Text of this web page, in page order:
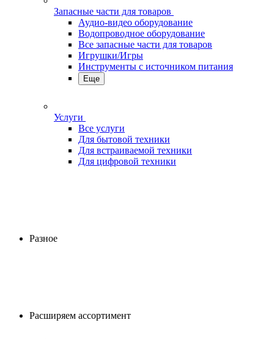
Запасные части для товаров
Аудио-видео оборудование
Водопроводное оборудование
Все запасные части для товаров
Игрушки/Игры
Инструменты с источником питания
Еще
Услуги
Все услуги
Для бытовой техники
Для встраиваемой техники
Для цифровой техники
Разное
Расширяем ассортимент